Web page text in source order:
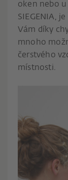
oken nebo
SIEGENIA,
Vám díky
mnoho
čerstvého
místnosti.